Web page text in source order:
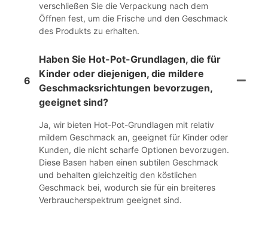
verschließen Sie die Verpackung nach dem
Öffnen fest, um die Frische und den Geschmack
des Produkts zu erhalten.
6
Haben Sie Hot-Pot-Grundlagen, die für
Kinder oder diejenigen, die mildere
Geschmacksrichtungen bevorzugen,
geeignet sind?
Ja, wir bieten Hot-Pot-Grundlagen mit relativ
mildem Geschmack an, geeignet für Kinder oder
Kunden, die nicht scharfe Optionen bevorzugen.
Diese Basen haben einen subtilen Geschmack
und behalten gleichzeitig den köstlichen
Geschmack bei, wodurch sie für ein breiteres
Verbraucherspektrum geeignet sind.